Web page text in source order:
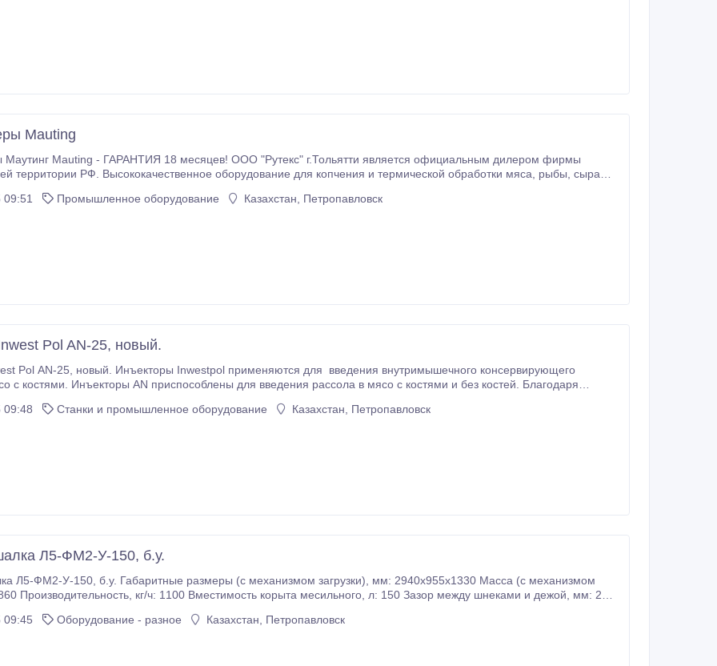
Mauting
Маутинг Mauting - ГАРАНТИЯ 18 месяцев! ООО "Рутекс" г.Тольятти является официальным дилером фирмы
для копчения и термической обработки мяса, рыбы, сыра
09:51
Промышленное оборудование Казахстан, Петропавловск
Pol AN-25, новый.
для введения внутримышечного консервирующего
с костями. Инъекторы AN приспособлены для введения рассола в мясо с костями и без костей. Благодаря
09:48
Станки и промышленное оборудование Казахстан, Петропавловск
Л5-ФМ2-У-150, б.у.
механизмом загрузки), мм: 2940х955х1330 Масса (с механизмом
09:45
Оборудование - разное Казахстан, Петропавловск